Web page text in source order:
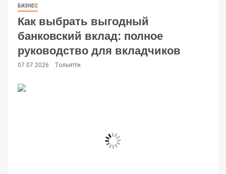
БИЗНЕС
Как выбрать выгодный
банковский вклад: полное
руководство для вкладчиков
07.07.2026 Тольятти